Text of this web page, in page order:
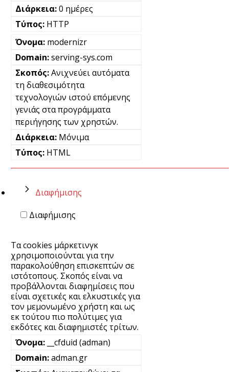
0 ημέρες
HTTP
modernizr
serving-sys.com
Ανιχνεύει αυτόματα
τη διαθεσιμότητα
τεχνολογιών ιστού επόμενης
γενιάς στα προγράμματα
περιήγησης των χρηστών.
Μόνιμα
HTML
Διαφήμισης
Διαφήμισης
Τα cookies μάρκετινγκ
χρησιμοποιούνται για την
παρακολούθηση επισκεπτών σε
ιστότοπους. Σκοπός είναι να
προβάλλονται διαφημίσεις που
είναι σχετικές και ελκυστικές για
τον μεμονωμένο χρήστη και ως
εκ τούτου πιο πολύτιμες για
εκδότες και διαφημιστές τρίτων.
__cfduid (adman)
adman.gr